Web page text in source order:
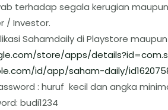
terhadap segala kerugian
/ Investor.
Sahamdaily di Playstore
store/apps/
id/app/saham-daily/
: huruf kecil dan angka
budi1234